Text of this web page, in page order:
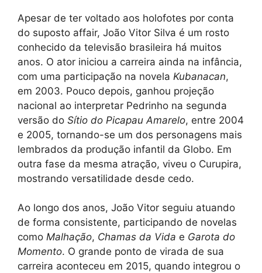
Apesar de ter voltado aos holofotes por conta
do suposto affair, João Vitor Silva é um rosto
conhecido da televisão brasileira há muitos
anos. O ator iniciou a carreira ainda na infância,
com uma participação na novela Kubanacan,
em 2003. Pouco depois, ganhou projeção
nacional ao interpretar Pedrinho na segunda
versão do Sítio do Picapau Amarelo, entre 2004
e 2005, tornando-se um dos personagens mais
lembrados da produção infantil da Globo. Em
outra fase da mesma atração, viveu o Curupira,
mostrando versatilidade desde cedo.
Ao longo dos anos, João Vitor seguiu atuando
de forma consistente, participando de novelas
como Malhação, Chamas da Vida e Garota do
Momento. O grande ponto de virada de sua
carreira aconteceu em 2015, quando integrou o